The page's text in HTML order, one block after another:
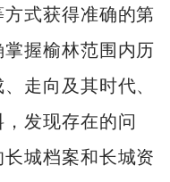
式获得准确的第
握榆林范围内历
走向及其时代、
发现存在的问
城档案和长城资